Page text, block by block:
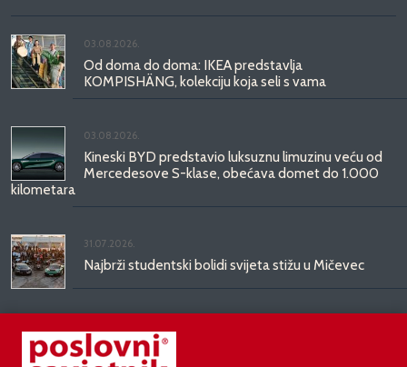
03.08.2026.
Od doma do doma: IKEA predstavlja
KOMPISHÄNG, kolekciju koja seli s vama
03.08.2026.
Kineski BYD predstavio luksuznu limuzinu veću od
Mercedesove S-klase, obećava domet do 1.000
kilometara
31.07.2026.
Najbrži studentski bolidi svijeta stižu u Mičevec
Divote Cosmetics predstavlja Hince: novo poglavlje
korejske ljepote stiže u Hrvatsku